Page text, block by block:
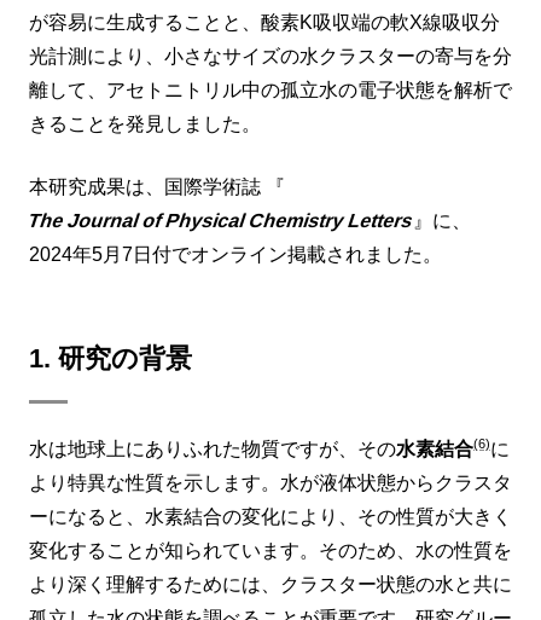
が容易に生成することと、酸素K吸収端の軟X線吸収分
光計測により、小さなサイズの水クラスターの寄与を分
離して、アセトニトリル中の孤立水の電子状態を解析で
きることを発見しました。
本研究成果は、国際学術誌 『
The Journal of Physical Chemistry Letters 』に、
2024年5月7日付でオンライン掲載されました。
1. 研究の背景
水は地球上にありふれた物質ですが、その水素結合(6)に
より特異な性質を示します。水が液体状態からクラスタ
ーになると、水素結合の変化により、その性質が大きく
変化することが知られています。そのため、水の性質を
より深く理解するためには、クラスター状態の水と共に